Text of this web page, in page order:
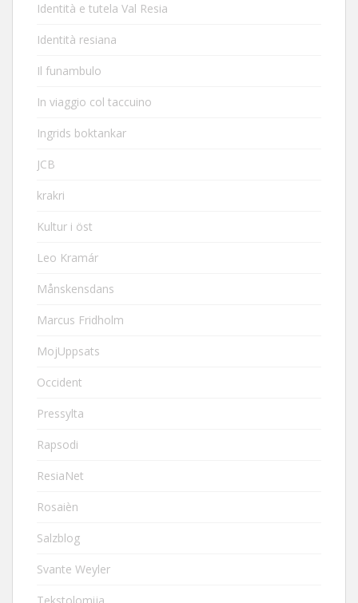
Identità e tutela Val Resia
Identità resiana
Il funambulo
In viaggio col taccuino
Ingrids boktankar
JCB
krakri
Kultur i öst
Leo Kramár
Månskensdans
Marcus Fridholm
MojUppsats
Occident
Pressylta
Rapsodi
ResiaNet
Rosaièn
Salzblog
Svante Weyler